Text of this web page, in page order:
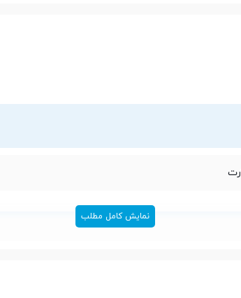
نمایش کامل مطلب